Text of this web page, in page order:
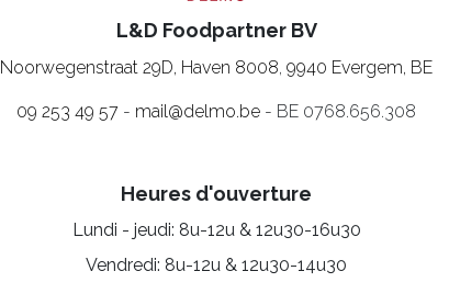
L&D Foodpartner BV
Noorwegenstraat 29D, Haven 8008, 9940 Evergem, BE
09 253 49 57 - mail@delmo.be - BE 0768.656.308
Heures d'ouverture
Lundi - jeudi: 8u-12u & 12u30-16u30
Vendredi: 8u-12u & 12u30-14u30